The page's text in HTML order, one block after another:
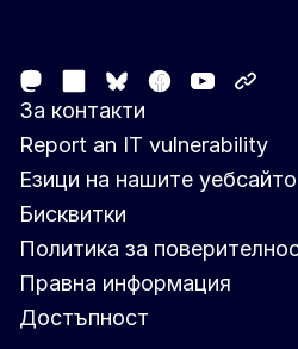
MastodonLinkedIn
Bluesky
Facebook
Youtube
За контакти
Report an IT vulnerability
Езици на нашите
Бисквитки
Политика за
Правна информация
Достъпност